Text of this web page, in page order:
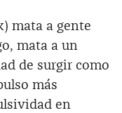
mata a gente
mata a un
de surgir como
más
en